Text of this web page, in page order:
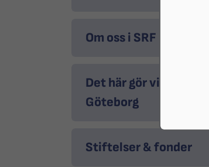
Om oss i SRF Göteborg
Det här gör vi i SRF
Göteborg
Stiftelser & fonder